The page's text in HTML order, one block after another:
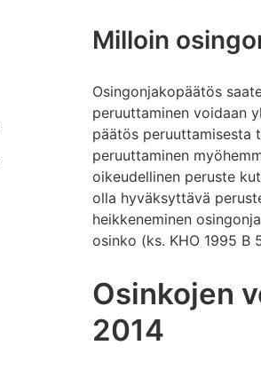
Milloin
Osingonjakopäätös
peruuttaminen voidaan
päätös peruuttamisesta
peruuttaminen
oikeudellinen peruste
olla hyväksyttävä
heikkeneminen
osinko (ks. KHO 1995 B
Osinkojen
2014